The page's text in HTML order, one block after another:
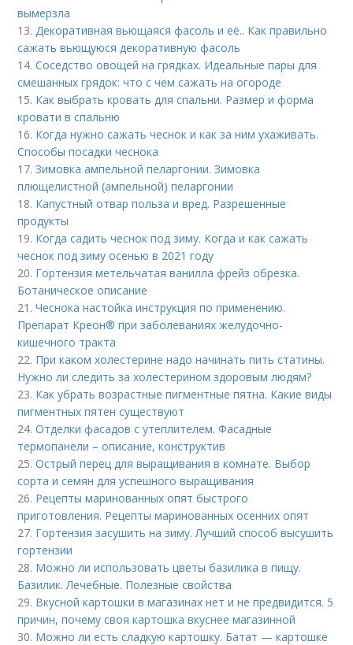
вымерзла
13.Декоративная вьющаяся фасоль и её.. Как правильно
сажать вьющуюся декоративную фасоль
14.Соседство овощей на грядках. Идеальные пары для
смешанных грядок: что с чем сажать на огороде
15. Как выбрать кровать для спальни. Размер и форма
кровати в спальню
16. Когда нужно сажать чеснок и как за ним ухаживать.
Способы посадки чеснока
17.Зимовка ампельной пеларгонии. Зимовка
плющелистной (ампельной) пеларгонии
18. Капустный отвар польза и вред. Разрешенные
продукты
19. Когда садить чеснок под зиму. Когда и как сажать
чеснок под зиму осенью в 2021 году
20. Гортензия метельчатая ванилла фрейз обрезка.
Ботаническое описание
21.Чеснока настойка инструкция по применению.
Препарат Креон® при заболеваниях желудочно-
кишечного тракта
22. При каком холестерине надо начинать пить статины.
Нужно ли следить за холестерином здоровым людям?
23. Как убрать возрастные пигментные пятна. Какие виды
пигментных пятен существуют
24.Отделки фасадов с утеплителем. Фасадные
термопанели – описание, конструктив
25.Острый перец для выращивания в комнате. Выбор
сорта и семян для успешного выращивания
26. Рецепты маринованных опят быстрого
приготовления. Рецепты маринованных осенних опят
27. Гортензия засушить на зиму. Лучший способ высушить
гортензии
28. Можно ли использовать цветы базилика в пищу.
Базилик. Лечебные. Полезные свойства
29. Вкусной картошки в магазинах нет и не предвидится. 5
причин, почему своя картошка вкуснее магазинной
30. Можно ли есть сладкую картошку. Батат — картошке